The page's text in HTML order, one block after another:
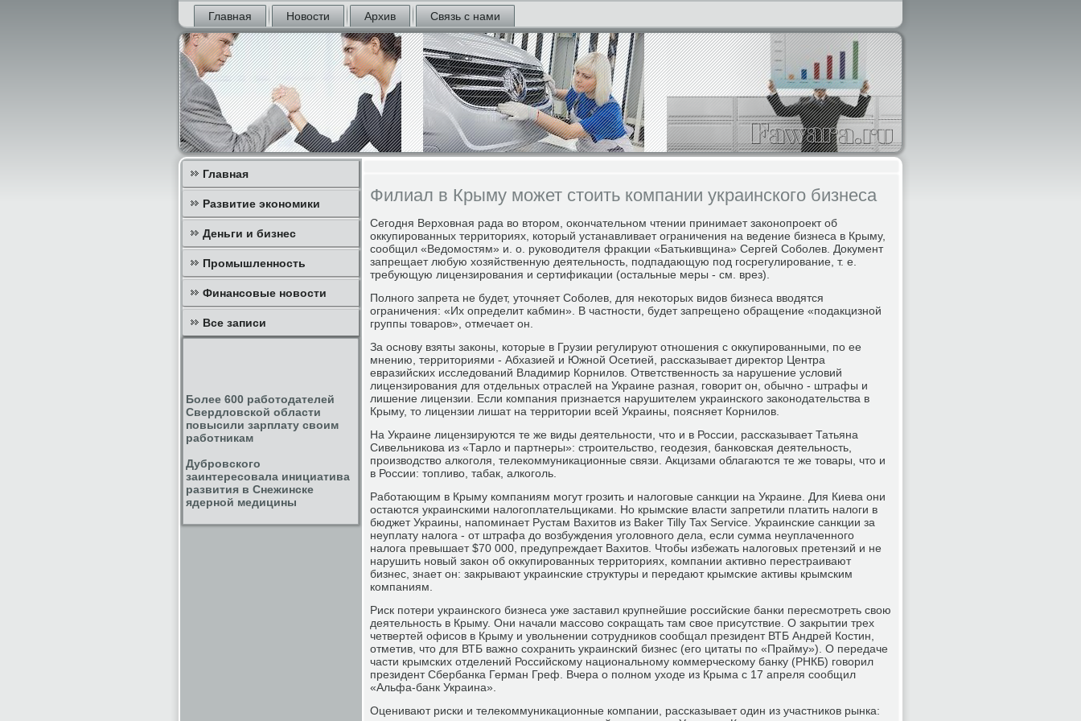
Главная Новости Архив Связь с нами
Главная
Развитие экономики
Деньги и бизнес
Промышленность
Финансовые новости
Все записи
Более 600 работодателей
Свердловской области
повысили зарплату своим
работникам
Дубровского
заинтересовала инициатива
развития в Снежинске
ядерной медицины
Филиал в Крыму может стоить компании украинского бизнеса
Сегодня Верховная рада во втором, окончательном чтении принимает законопроект об
оккупированных территориях, который устанавливает ограничения на ведение бизнеса в Крыму,
сообщил «Ведомостям» и. о. руководителя фракции «Батькивщина» Сергей Соболев. Документ
запрещает любую хозяйственную деятельность, подпадающую под госрегулирование, т. е.
требующую лицензирования и сертификации (остальные меры - см. врез).
Полного запрета не будет, уточняет Соболев, для некоторых видов бизнеса вводятся
ограничения: «Их определит кабмин». В частности, будет запрещено обращение «подакцизной
группы товаров», отмечает он.
За основу взяты законы, которые в Грузии регулируют отношения с оккупированными, по ее
мнению, территориями - Абхазией и Южной Осетией, рассказывает директор Центра
евразийских исследований Владимир Корнилов. Ответственность за нарушение условий
лицензирования для отдельных отраслей на Украине разная, говорит он, обычно - штрафы и
лишение лицензии. Если компания признается нарушителем украинского законодательства в
Крыму, то лицензии лишат на территории всей Украины, поясняет Корнилов.
На Украине лицензируются те же виды деятельности, что и в России, рассказывает Татьяна
Сивельникова из «Тарло и партнеры»: строительство, геодезия, банковская деятельность,
производство алкоголя, телекоммуникационные связи. Акцизами облагаются те же товары, что и
в России: топливо, табак, алкоголь.
Работающим в Крыму компаниям могут грозить и налоговые санкции на Украине. Для Киева они
остаются украинскими налогоплательщиками. Но крымские власти запретили платить налоги в
бюджет Украины, напоминает Рустам Вахитов из Baker Tilly Tax Service. Украинские санкции за
неуплату налога - от штрафа до возбуждения уголовного дела, если сумма неуплаченного
налога превышает $70 000, предупреждает Вахитов. Чтобы избежать налоговых претензий и не
нарушить новый закон об оккупированных территориях, компании активно перестраивают
бизнес, знает он: закрывают украинские структуры и передают крымские активы крымским
компаниям.
Риск потери украинского бизнеса уже заставил крупнейшие российские банки пересмотреть свою
деятельность в Крыму. Они начали массово сокращать там свое присутствие. О закрытии трех
четвертей офисов в Крыму и увольнении сотрудников сообщал президент ВТБ Андрей Костин,
отметив, что для ВТБ важно сохранить украинский бизнес (его цитаты по «Прайму»). О передаче
части крымских отделений Российскому национальному коммерческому банку (РНКБ) говорил
президент Сбербанка Герман Греф. Вчера о полном уходе из Крыма с 17 апреля сообщил
«Альфа-банк Украина».
Оценивают риски и телекоммуникационные компании, рассказывает один из участников рынка: